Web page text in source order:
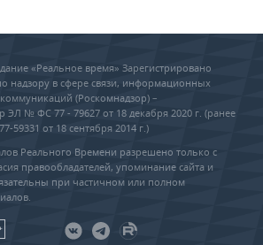
«Реальное время» Зарегистрировано
надзору в сфере связи, информационных
(Роскомнадзор) –
ЭЛ № ФС 77 - 79627 от 18 декабря 2020 г. (ранее
59331 от 18 сентября 2014 г.)
Реального Времени разрешено только с
правообладателей, упоминание сайта и
при частичном или полном